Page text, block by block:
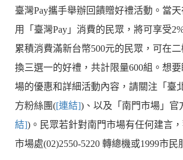
臺灣Pay攜手舉辦回饋贈好禮活動。當
用「臺灣Pay」消費的民眾，將可享受
累積消費滿新台幣500元的民眾，可在
換三選一的好禮，共計限量600組。想
場的優惠和詳細活動內容，請關注「臺
方粉絲團([連結])、以及「南門市場」官
結])。民眾若針對南門市場有任何建言
市場處(02)2550-5220 轉總機或1999市民